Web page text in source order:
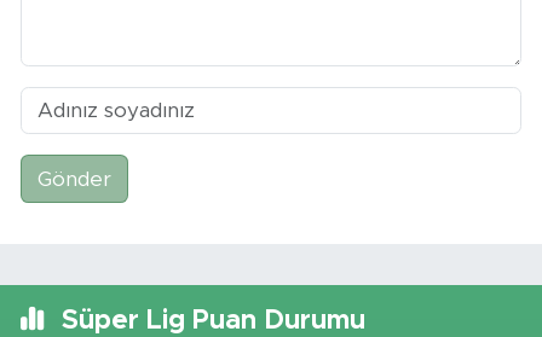
Gönder
Süper Lig Puan Durumu